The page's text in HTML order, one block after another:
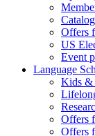
Offers
US
Event
Language
Kids &
Offers
Offers